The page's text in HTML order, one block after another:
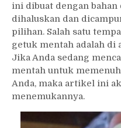
ini dibuat dengan
dihaluskan dan
pilihan. Salah satu
getuk mentah adalah di
Jika Anda sedang
mentah untuk
Anda, maka artikel ini
menemukannya.